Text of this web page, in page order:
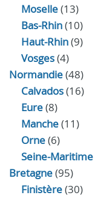
Moselle(13)
Bas-Rhin(10)
Haut-Rhin(9)
Vosges(4)
Normandie(48)
Calvados(16)
Eure(8)
Manche(11)
Orne(6)
Seine-Maritime
Bretagne(95)
Finistère(30)